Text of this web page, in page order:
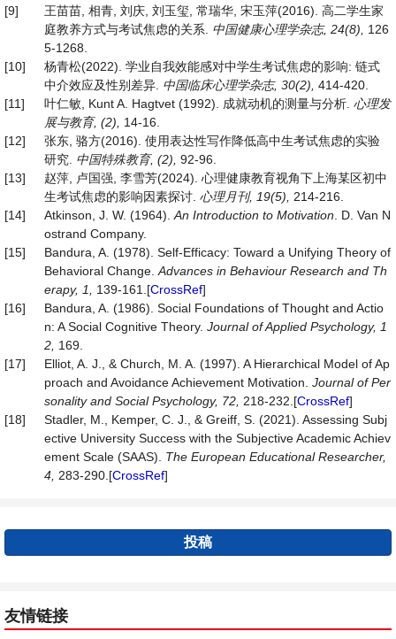
[9]
王苗苗, 相青, 刘庆, 刘玉玺, 常瑞华, 宋玉萍(2016). 高二学生家
庭教养方式与考试焦虑的关系. 中国健康心理学杂志, 24(8),
126
5-1268.
[10]
杨青松(2022). 学业自我效能感对中学生考试焦虑的影响: 链式
中介效应及性别差异. 中国临床心理学杂志, 30(2), 414-420.
[11]
叶仁敏, Kunt A. Hagtvet (1992). 成就动机的测量与分析. 心理发
展与教育, (2),
14-16.
[12]
张东, 骆方(2016). 使用表达性写作降低高中生考试焦虑的实验
研究. 中国特殊教育, (2), 92-96.
[13]
赵萍, 卢国强, 李雪芳(2024). 心理健康教育视角下上海某区初中
生考试焦虑的影响因素探讨. 心理月刊, 19(5),
214-216.
[14]
Atkinson, J. W. (1964). An Introduction to Motivation . D. Van N
ostrand Company.
[15]
Bandura, A. (1978). Self-Efficacy: Toward a Unifying Theory of
Behavioral Change. Advances in Behaviour Research and Th
erapy, 1, 139-161.[CrossRef]
[16]
Bandura, A. (1986). Social Foundations of Thought and Actio
n: A Social Cognitive Theory. Journal of Applied Psychology, 1
2, 169.
[17]
Elliot, A. J., & Church, M. A. (1997). A Hierarchical Model of Ap
proach and Avoidance Achievement Motivation. Journal of Per
sonality and Social Psychology, 72, 218-232.[CrossRef]
[18]
Stadler, M., Kemper, C. J., & Greiff, S. (2021). Assessing Subj
ective University Success with the Subjective Academic Achiev
ement Scale (SAAS). The European Educational Researcher,
4, 283-290.[CrossRef]
投稿
友情链接